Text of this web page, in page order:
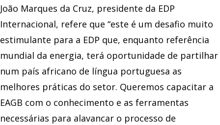
João Marques da Cruz, presidente da EDP
Internacional, refere que “este é um desafio muito
estimulante para a EDP que, enquanto referência
mundial da energia, terá oportunidade de partilhar
num país africano de língua portuguesa as
melhores práticas do setor. Queremos capacitar a
EAGB com o conhecimento e as ferramentas
necessárias para alavancar o processo de